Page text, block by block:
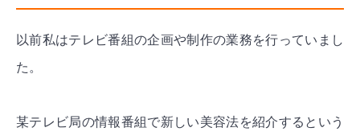
以前私はテレビ番組の企画や制作の業務を行っていまし
た。
某テレビ局の情報番組で新しい美容法を紹介するという